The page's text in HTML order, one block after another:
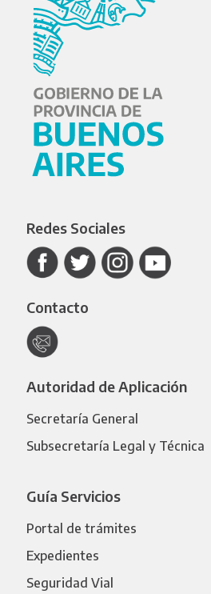
Redes Sociales
Contacto
Autoridad de Aplicación
Secretaría General
Subsecretaría Legal y Técnica
Guía Servicios
Portal de trámites
Expedientes
Seguridad Vial